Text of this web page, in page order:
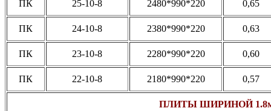
ПК 25-10-8 2480*990*220 0,65
ПК 24-10-8 2380*990*220 0,63
ПК 23-10-8 2280*990*220 0,60
ПК 22-10-8 2180*990*220 0,57
ПЛИТЫ ШИРИНОЙ